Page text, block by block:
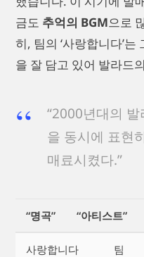
금도 추억의 BGM으로
히, 팀의 ‘사랑합니다’
을 잘 담고 있어 발라드
“2000년대의
을 동시에 표현
매료시켰다.”
“명곡” “아티스트”
사랑합니다 팀